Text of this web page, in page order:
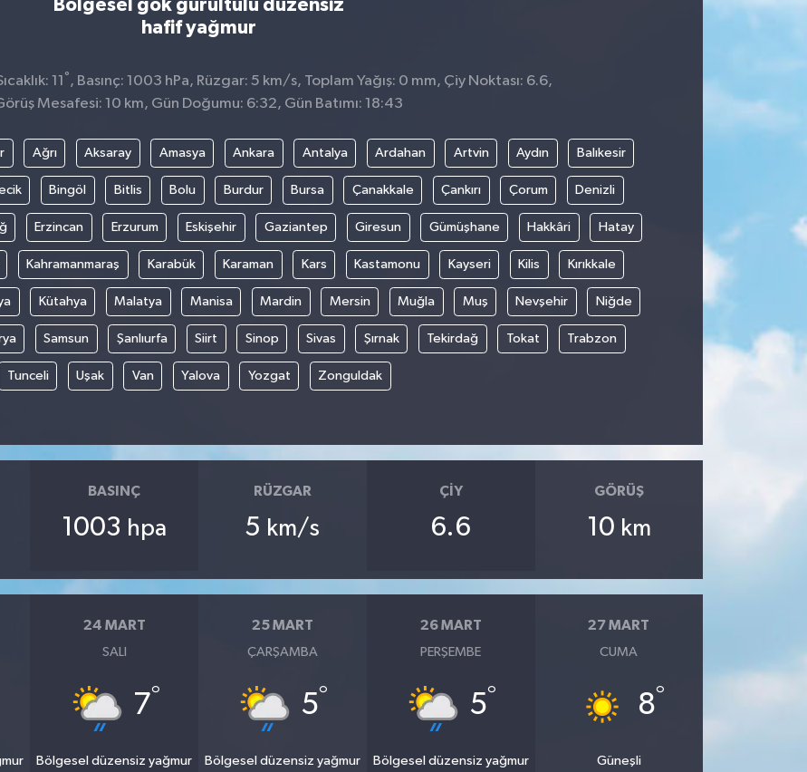
Bölgesel gök gürültülü düzensiz
hafif yağmur
11 ° , Basınç: 1003 hPa, Rüzgar: 5 km/s, Toplam Yağış: 0 mm, Çiy Noktası: 6.6,
Mesafesi: 10 km, Gün Doğumu: 6:32, Gün Batımı: 18:43
Ağrı Aksaray Amasya Ankara Antalya Ardahan Artvin Aydın Balıkesir
Bingöl Bitlis Bolu Burdur Bursa Çanakkale Çankırı Çorum Denizli
Erzincan Erzurum Eskişehir Gaziantep Giresun Gümüşhane Hakkâri Hatay
Kahramanmaraş Karabük Karaman Kars Kastamonu Kayseri Kilis Kırıkkale
Kütahya Malatya Manisa Mardin Mersin Muğla Muş Nevşehir Niğde
Samsun Şanlıurfa Siirt Sinop Sivas Şırnak Tekirdağ Tokat Trabzon
Tunceli Uşak Van Yalova Yozgat Zonguldak
BASINÇ
1003 hpa
RÜZGAR
5 km/s
ÇIY
6.6
GÖRÜŞ
10 km
24 MART
SALI
7°
Bölgesel düzensiz yağmur
25 MART
ÇARŞAMBA
5°
Bölgesel düzensiz yağmur
26 MART
PERŞEMBE
5°
Bölgesel düzensiz yağmur
27 MART
CUMA
8°
Güneşli